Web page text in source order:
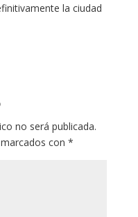
la ciudad
no será publicada.
con *